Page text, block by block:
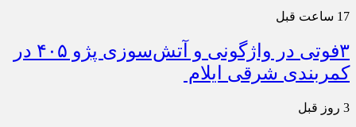
17 ساعت قبل
۳فوتی در واژگونی و آتش‌سوزی پژو ۴۰۵ در
کمربندی شرقی ایلام
3 روز قبل